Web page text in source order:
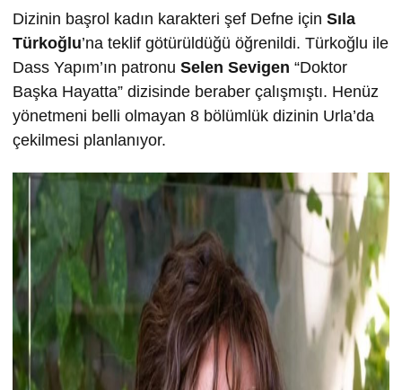
Dizinin başrol kadın karakteri şef Defne için Sıla
Türkoğlu’na teklif götürüldüğü öğrenildi. Türkoğlu ile
Dass Yapım’ın patronu Selen Sevigen “Doktor
Başka Hayatta” dizisinde beraber çalışmıştı. Henüz
yönetmeni belli olmayan 8 bölümlük dizinin Urla’da
çekilmesi planlanıyor.